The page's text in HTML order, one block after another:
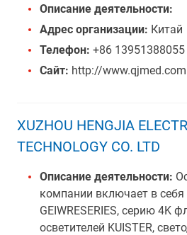
Описание деятельности:
Адрес организации: Китай
Телефон: +86 13951388055
Сайт: http://www.qjmed.com
XUZHOU HENGJIA
TECHNOLOGY CO. LTD
Описание деятельности:
компании включает в
GEIWRESERIES, серию 4K
осветителей KUISTER,